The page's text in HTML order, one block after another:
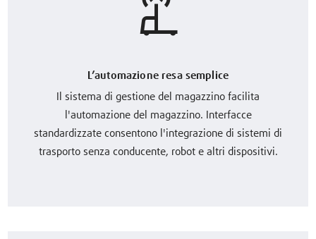
L’automazione resa semplice
Il sistema di gestione del magazzino facilita
l'automazione del magazzino. Interfacce
standardizzate consentono l'integrazione di sistemi di
trasporto senza conducente, robot e altri dispositivi.